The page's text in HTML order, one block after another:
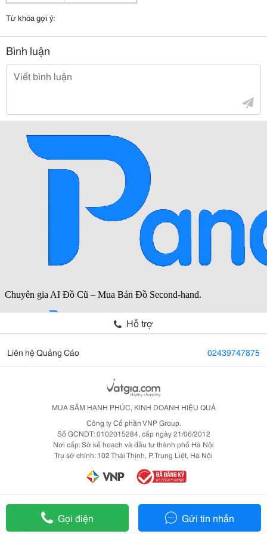
Từ khóa gợi ý:
Bình luận
Gọi điện Gửi tin nhắn
Hỗ trợ
Liên hệ Quảng Cáo 02439747875
MUA SẮM HẠNH PHÚC, KINH DOANH HIỆU QUẢ
Công ty Cổ phần VNP Group.
Số GCNDT: 0102015284, cấp ngày 21/06/2012
Nơi cấp: Sở kế hoạch và đầu tư thành phố Hà Nội
Trụ sở chính: 102 Thái Thịnh, P. Trung Liệt, Hà Nội